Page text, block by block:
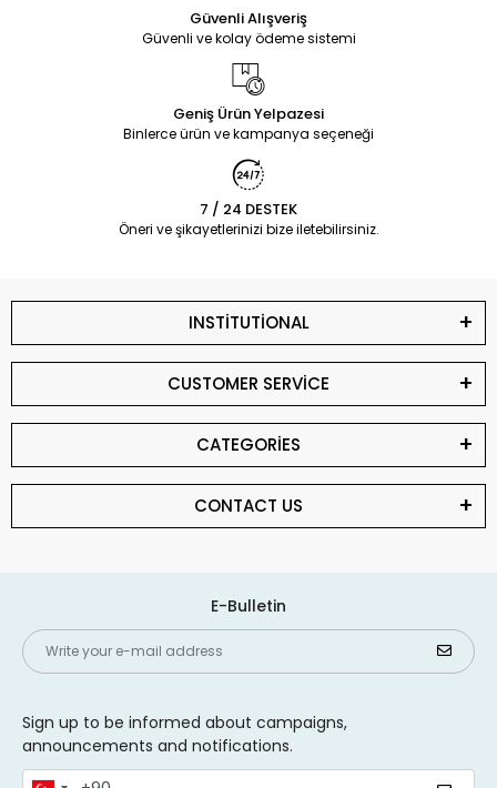
Güvenli Alışveriş
Güvenli ve kolay ödeme sistemi
Geniş Ürün Yelpazesi
Binlerce ürün ve kampanya seçeneği
7 / 24 DESTEK
Öneri ve şikayetlerinizi bize iletebilirsiniz.
INSTİTUTİONAL
CUSTOMER SERVİCE
CATEGORİES
CONTACT US
E-Bulletin
Sign up to be informed about campaigns,
announcements and notifications.